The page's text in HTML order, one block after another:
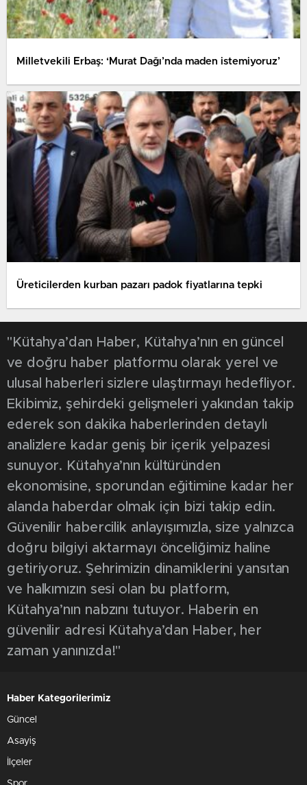
Milletvekili Erbaş: ‘Murat Dağı’nda maden istemiyoruz’
Üreticilerden kurban pazarı padok fiyatlarına tepki
"Kütahya’dan Haber, Kütahya’nın en güncel
ve doğru haber platformu olarak yerel ve
ulusal haberleri sizlere ulaştırmayı hedefliyor.
Ekibimiz, şehirdeki gelişmeleri yakından takip
ederek son dakika haberlerinden detaylı
analizlere kadar geniş bir içerik yelpazesi
sunuyor. Kütahya’nın kültüründen
ekonomisine, sporundan eğitimine kadar her
alanda haberdar olmak için bizi takip edin.
Güvenilir habercilik anlayışımızla, size yalnızca
doğru bilgiyi aktarmayı önceliğimiz haline
getiriyoruz. Şehrimizin dinamiklerini yansıtan
ve halkımızın sesi olan bu platform,
Kütahya’nın nabzını tutuyor. Haberin en
güvenilir adresi Kütahya’dan Haber, her
zaman yanınızda!"
Haber Kategorilerimiz
Güncel
Asayiş
İlçeler